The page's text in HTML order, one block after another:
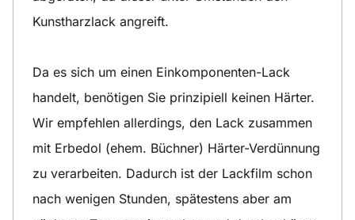
Kunstharzlack angreift.
Da es sich um einen Einkomponenten-Lack
handelt, benötigen Sie prinzipiell keinen Härter.
Wir empfehlen allerdings, den Lack zusammen
mit Erbedol (ehem. Büchner) Härter-Verdünnung
zu verarbeiten. Dadurch ist der Lackfilm schon
nach wenigen Stunden, spätestens aber am